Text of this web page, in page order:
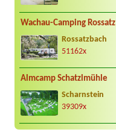
Wachau-Camping Rossatz
Rossatzbach
51162x
Almcamp Schatzlmühle
Scharnstein
39309x